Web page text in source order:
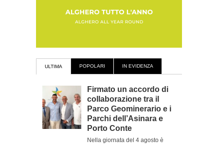
ULTIMA POPOLARI IN EVIDENZA
Firmato un accordo di
collaborazione tra il
Parco Geominerario e i
Parchi dell’Asinara e
Porto Conte
Nella giornata del 4 agosto è